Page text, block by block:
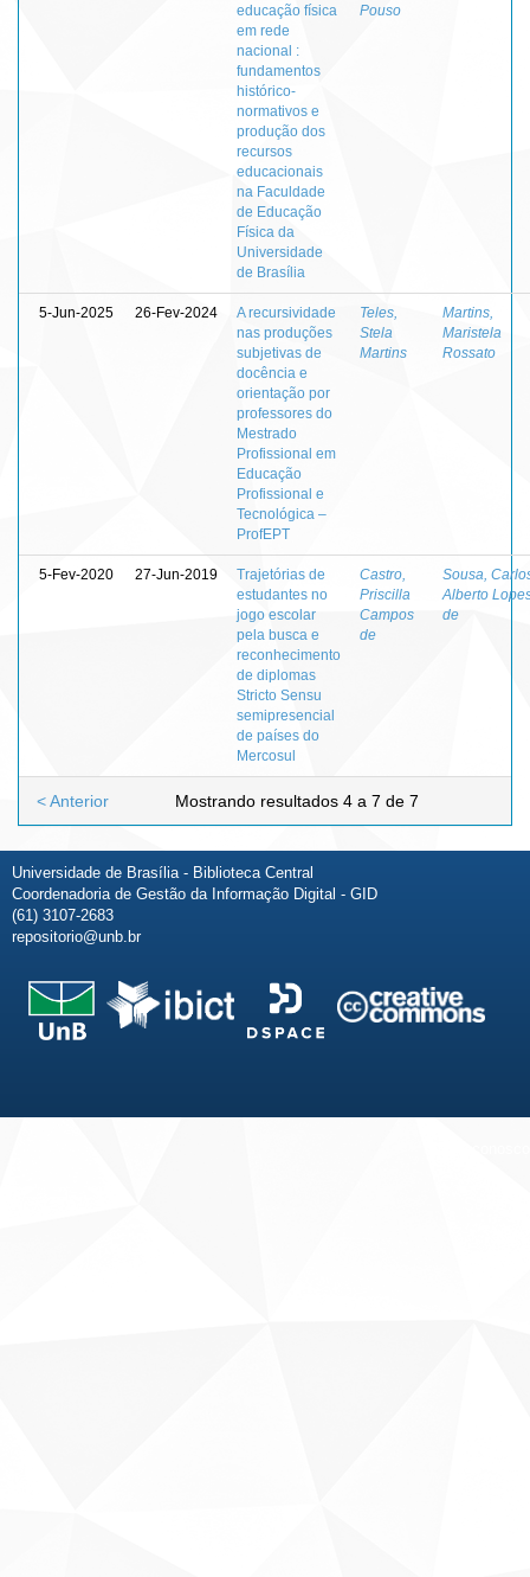
educação física
em rede
nacional :
fundamentos
histórico-
normativos e
produção dos
recursos
educacionais
na Faculdade
de Educação
Física da
Universidade
de Brasília
Pouso
5-Jun-2025 26-Fev-2024
A recursividade
nas produções
subjetivas de
docência e
orientação por
professores do
Mestrado
Profissional em
Educação
Profissional e
Tecnológica –
ProfEPT
Teles,
Stela
Martins
Martins,
Maristela
Rossato
5-Fev-2020 27-Jun-2019
Trajetórias de
estudantes no
jogo escolar
pela busca e
reconhecimento
de diplomas
Stricto Sensu
semipresencial
de países do
Mercosul
Castro,
Priscilla
Campos
de
Sousa,
Alberto
de
Mostrando resultados 4 a 7 de 7
< Anterior
Universidade de Brasília - Biblioteca Central
Coordenadoria de Gestão da Informação Digital - GID
(61) 3107-2683
repositorio@unb.br